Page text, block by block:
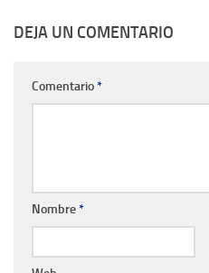
DEJA UN COMENTARIO
Comentario*
Nombre*